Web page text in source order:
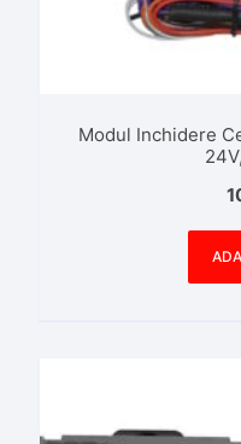
Modul Inchidere